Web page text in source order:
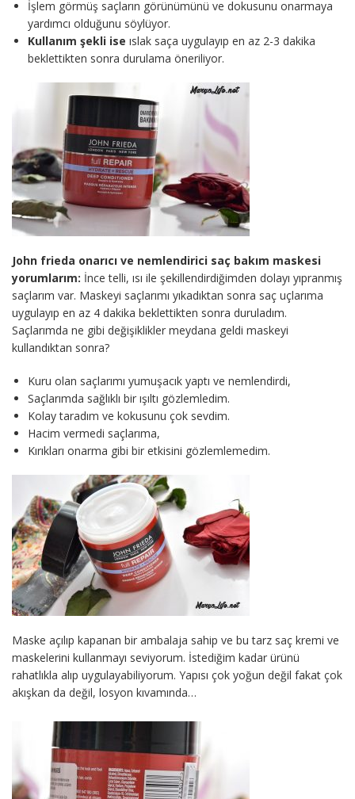
İşlem görmüş saçların görünümünü ve dokusunu onarmaya
yardımcı olduğunu söylüyor.
Kullanım şekli ise ıslak saça uygulayıp en az 2-3 dakika
beklettikten sonra durulama öneriliyor.
John frieda onarıcı ve nemlendirici saç bakım maskesi
yorumlarım: İnce telli, ısı ile şekillendirdiğimden dolayı yıpranmış
saçlarım var. Maskeyi saçlarımı yıkadıktan sonra saç uçlarıma
uygulayıp en az 4 dakika beklettikten sonra duruladım.
Saçlarımda ne gibi değişiklikler meydana geldi maskeyi
kullandıktan sonra?
Kuru olan saçlarımı yumuşacık yaptı ve nemlendirdi,
Saçlarımda sağlıklı bir ışıltı gözlemledim.
Kolay taradım ve kokusunu çok sevdim.
Hacim vermedi saçlarıma,
Kırıkları onarma gibi bir etkisini gözlemlemedim.
Maske açılıp kapanan bir ambalaja sahip ve bu tarz saç kremi ve
maskelerini kullanmayı seviyorum. İstediğim kadar ürünü
rahatlıkla alıp uygulayabiliyorum. Yapısı çok yoğun değil fakat çok
akışkan da değil, losyon kıvamında…